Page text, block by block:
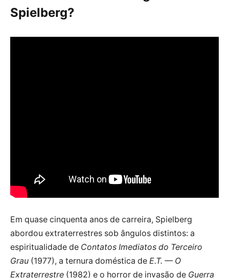
Spielberg?
Em quase cinquenta anos de carreira, Spielberg
abordou extraterrestres sob ângulos distintos: a
espiritualidade de Contatos Imediatos do Terceiro
Grau (1977), a ternura doméstica de E.T. — O
Extraterrestre (1982) e o horror de invasão de Guerra